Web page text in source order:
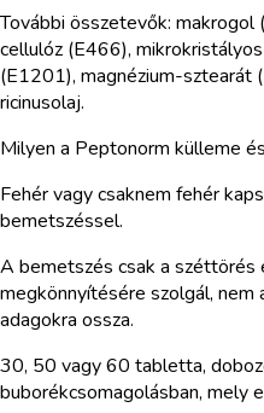
További összetevők:
cellulóz (E466),
(E1201), magnézium-sztearát
ricinusolaj.
Milyen a Peptonorm külleme
Fehér vagy csaknem fehér
bemetszéssel.
A bemetszés csak a
megkönnyítésére szolgál, nem
adagokra ossza.
30, 50 vagy 60 tabletta,
buborékcsomagolásban,